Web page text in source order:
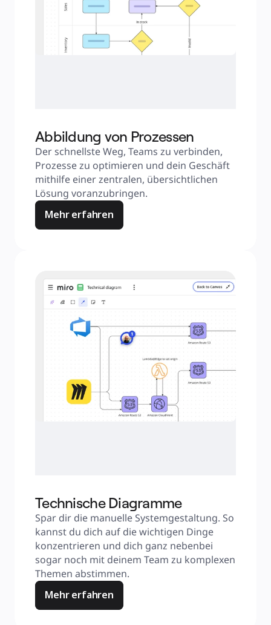
Abbildung von Prozessen
Der schnellste Weg, Teams zu verbinden,
Prozesse zu optimieren und dein Geschäft
mithilfe einer zentralen, übersichtlichen
Lösung voranzubringen.
Mehr erfahren
Technische Diagramme
Spar dir die manuelle Systemgestaltung. So
kannst du dich auf die wichtigen Dinge
konzentrieren und dich ganz nebenbei
sogar noch mit deinem Team zu komplexen
Themen abstimmen.
Mehr erfahren